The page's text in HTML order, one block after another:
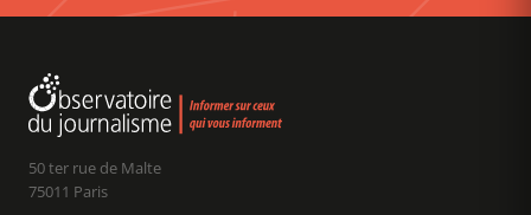
50 ter rue de Malte
75011 Paris